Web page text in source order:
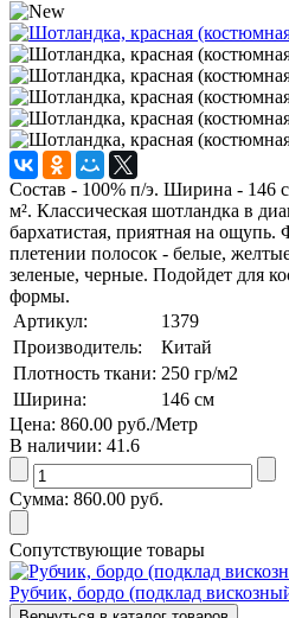
Состав - 100% п/э. Ширина - 146
м². Классическая шотландка в
бархатистая, приятная на
плетении полосок - белые,
зеленые, черные. Подойдет для
формы.
Артикул:
1379
Производитель:
Китай
Плотность ткани: 250 гр/м2
Ширина:
146 см
Цена: 860.00 руб./Метр
В наличии: 41.6
Сумма: 860.00 руб.
Сопутствующие товары
Рубчик, бордо (подклад